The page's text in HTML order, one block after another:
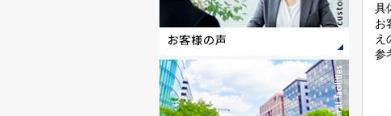
具
お
え
参